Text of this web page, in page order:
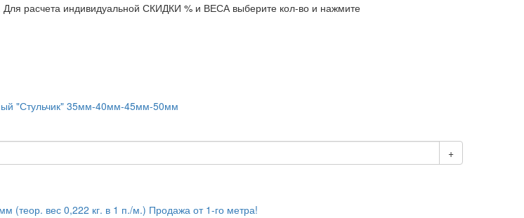
Для расчета индивидуальной СКИДКИ % и ВЕСА выберите кол-во и нажмите
"Стульчик" 35мм-40мм-45мм-50мм
+
(теор. вес 0,222 кг. в 1 п./м.) Продажа от 1-го метра!